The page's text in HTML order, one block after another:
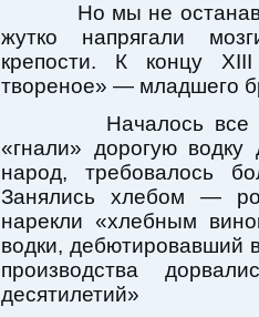
Но мы не
жутко напрягали
крепости. К концу
твореное» — младшего
Началось все с
«гнали» дорогую
народ, требовалось
Занялись хлебом —
нарекли «хлебным
водки, дебютировавший
производства
десятилетий»